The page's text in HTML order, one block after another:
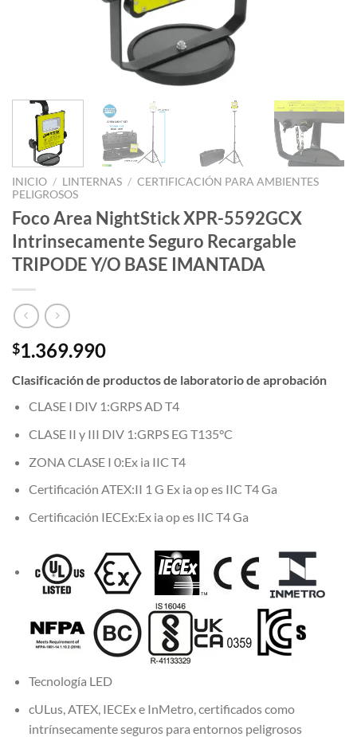
INICIO / LINTERNAS / CERTIFICACIÓN PARA AMBIENTES
PELIGROSOS
Foco Area NightStick XPR-5592GCX
Intrinsecamente Seguro Recargable
TRIPODE Y/O BASE IMANTADA
$1.369.990
Clasificación de productos de laboratorio de aprobación
CLASE I DIV 1:GRPS AD T4
CLASE II y III DIV 1:GRPS EG T135°C
ZONA CLASE I 0:Ex ia IIC T4
Certificación ATEX:II 1 G Ex ia op es IIC T4 Ga
Certificación IECEx:Ex ia op es IIC T4 Ga
Tecnología LED
cULus, ATEX, IECEx e InMetro, certificados como
intrínsecamente seguros para entornos peligrosos